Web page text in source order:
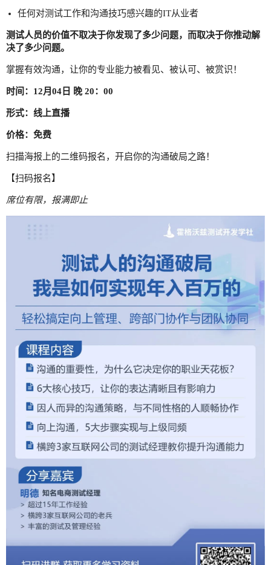
任何对测试工作和沟通技巧感兴趣的IT从业者
测试人员的价值不取决于你发现了多少问题，而取决于你推动解
决了多少问题。
掌握有效沟通，让你的专业能力被看见、被认可、被赏识！
时间：12月04日 晚 20：00
形式：线上直播
价格：免费
扫描海报上的二维码报名，开启你的沟通破局之路！
【扫码报名】
席位有限，报满即止